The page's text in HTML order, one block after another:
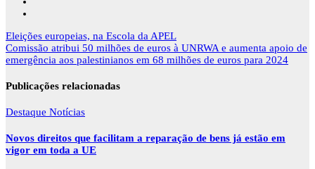
Navegação
de
artigos
Eleições europeias, na Escola da APEL
Comissão atribui 50 milhões de euros à UNRWA e aumenta apoio de
emergência aos palestinianos em 68 milhões de euros para 2024
Publicações relacionadas
Destaque Notícias
Novos direitos que facilitam a reparação de bens já estão em
vigor em toda a UE